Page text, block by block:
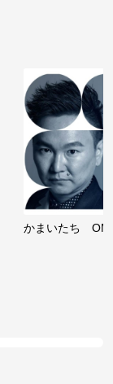
かまいたち